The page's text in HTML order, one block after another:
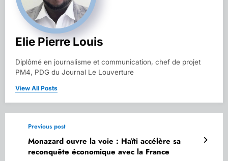
Elie Pierre Louis
Diplômé en journalisme et communication, chef de projet
PM4, PDG du Journal Le Louverture
View All Posts
Previous post
Monazard ouvre la voie : Haïti accélère sa
reconquête économique avec la France